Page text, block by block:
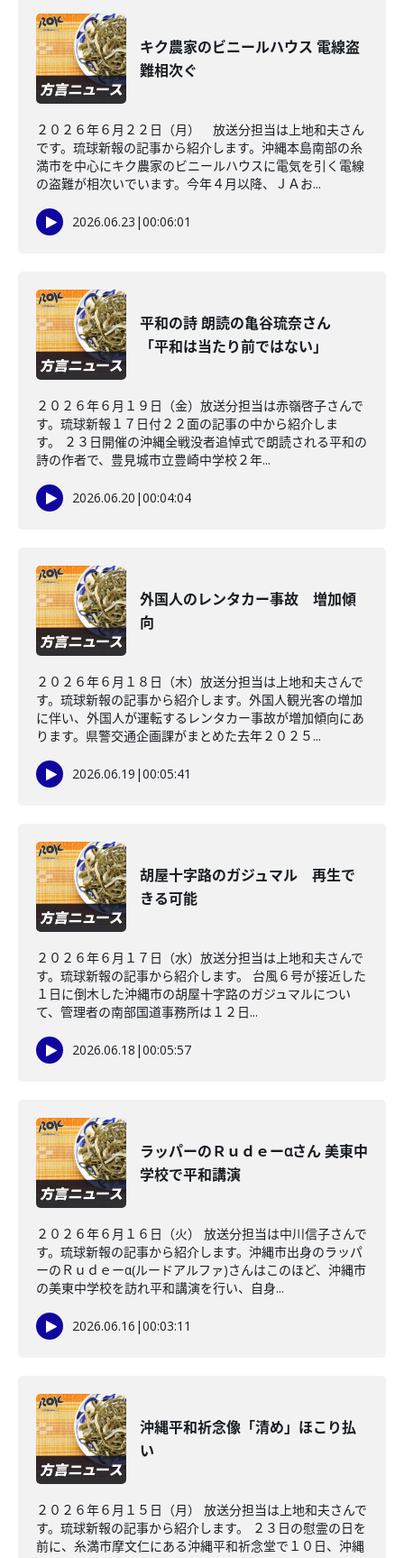
キク農家のビニールハウス 電線盗
難相次ぐ
２０２６年６月２２日（月） 放送分担当は上地和夫さん
です。琉球新報の記事から紹介します。沖縄本島南部の糸
満市を中心にキク農家のビニールハウスに電気を引く電線
の盗難が相次いでいます。今年４月以降、ＪＡお...
2026.06.23 |00:06:01
平和の詩 朗読の亀谷琉奈さん
「平和は当たり前ではない」
２０２６年６月１９日（金）放送分担当は赤嶺啓子さんで
す。琉球新報１７日付２２面の記事の中から紹介しま
す。 ２３日開催の沖縄全戦没者追悼式で朗読される平和の
詩の作者で、豊見城市立豊崎中学校２年...
2026.06.20 |00:04:04
外国人のレンタカー事故 増加傾
向
２０２６年６月１８日（木）放送分担当は上地和夫さんで
す。琉球新報の記事から紹介します。外国人観光客の増加
に伴い、外国人が運転するレンタカー事故が増加傾向にあ
ります。県警交通企画課がまとめた去年２０２５...
2026.06.19 |00:05:41
胡屋十字路のガジュマル 再生で
きる可能
２０２６年６月１７日（水）放送分担当は上地和夫さんで
す。琉球新報の記事から紹介します。 台風６号が接近した
１日に倒木した沖縄市の胡屋十字路のガジュマルについ
て、管理者の南部国道事務所は１２日...
2026.06.18 |00:05:57
ラッパーのＲｕｄｅーαさん 美東中
学校で平和講演
２０２６年６月１６日（火） 放送分担当は中川信子さんで
す。琉球新報の記事から紹介します。沖縄市出身のラッパ
ーのＲｕｄｅーα(ルードアルファ)さんはこのほど、沖縄市
の美東中学校を訪れ平和講演を行い、自身...
2026.06.16 |00:03:11
沖縄平和祈念像「清め」ほこり払
い
２０２６年６月１５日（月） 放送分担当は上地和夫さんで
す。琉球新報の記事から紹介します。 ２３日の慰霊の日を
前に、糸満市摩文仁にある沖縄平和祈念堂で１０日、沖縄